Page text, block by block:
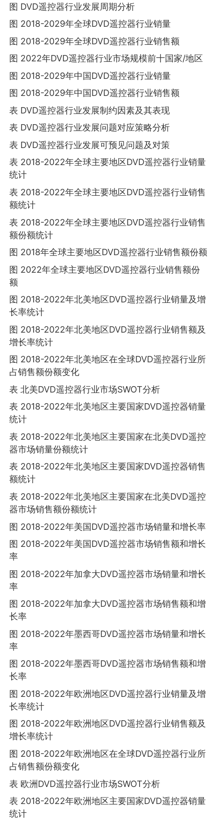
图 DVD遥控器行业发展周期分析
图 2018-2029年全球DVD遥控器行业销量
图 2018-2029年全球DVD遥控器行业销售额
图 2022年DVD遥控器行业市场规模前十国家/地区
图 2018-2029年中国DVD遥控器行业销量
图 2018-2029年中国DVD遥控器行业销售额
表 DVD遥控器行业发展制约因素及其表现
表 DVD遥控器行业发展问题对应策略分析
表 DVD遥控器行业发展可预见问题及对策
表 2018-2022年全球主要地区DVD遥控器行业销量
统计
表 2018-2022年全球主要地区DVD遥控器行业销售
额统计
表 2018-2022年全球主要地区DVD遥控器行业销售
额份额统计
图 2018年全球主要地区DVD遥控器行业销售额份额
图 2022年全球主要地区DVD遥控器行业销售额份
额
图 2018-2022年北美地区DVD遥控器行业销量及增
长率统计
图 2018-2022年北美地区DVD遥控器行业销售额及
增长率统计
图 2018-2022年北美地区在全球DVD遥控器行业所
占销售额份额变化
表 北美DVD遥控器行业市场SWOT分析
表 2018-2022年北美地区主要国家DVD遥控器销量
统计
表 2018-2022年北美地区主要国家在北美DVD遥控
器市场销量份额统计
表 2018-2022年北美地区主要国家DVD遥控器销售
额统计
表 2018-2022年北美地区主要国家在北美DVD遥控
器市场销售额份额统计
图 2018-2022年美国DVD遥控器市场销量和增长率
图 2018-2022年美国DVD遥控器市场销售额和增长
率
图 2018-2022年加拿大DVD遥控器市场销量和增长
率
图 2018-2022年加拿大DVD遥控器市场销售额和增
长率
图 2018-2022年墨西哥DVD遥控器市场销量和增长
率
图 2018-2022年墨西哥DVD遥控器市场销售额和增
长率
图 2018-2022年欧洲地区DVD遥控器行业销量及增
长率统计
图 2018-2022年欧洲地区DVD遥控器行业销售额及
增长率统计
图 2018-2022年欧洲地区在全球DVD遥控器行业所
占销售额份额变化
表 欧洲DVD遥控器行业市场SWOT分析
表 2018-2022年欧洲地区主要国家DVD遥控器销量
统计